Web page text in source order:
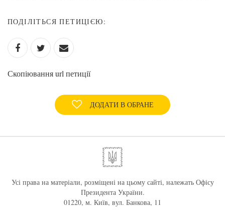
ПОДІЛІТЬСЯ ПЕТИЦІЄЮ:
Скопіювання url петиції
ДОДАТИ В ОБРАНЕ
Усі права на матеріали, розміщені на цьому сайті, належать Офісу
Президента України.
01220, м. Київ, вул. Банкова, 11